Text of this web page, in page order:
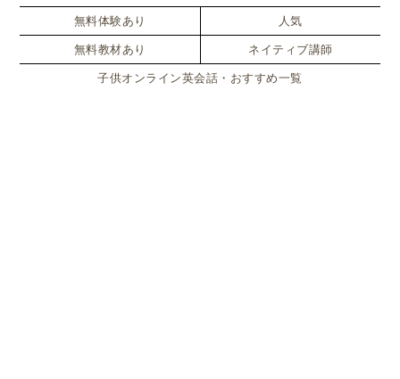
無料体験あり 人気
無料教材あり ネイティブ講師
子供オンライン英会話・おすすめ一覧